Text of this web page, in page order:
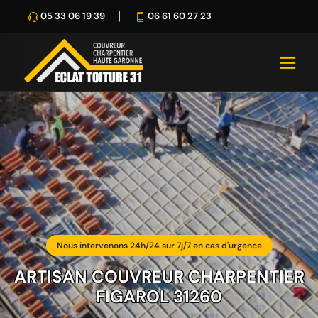
05 33 06 19 39 06 61 60 27 23
Nous intervenons 24h/24 sur 7j/7 en cas d'urgence
ARTISAN COUVREUR CHARPENTIER
FIGAROL 31260